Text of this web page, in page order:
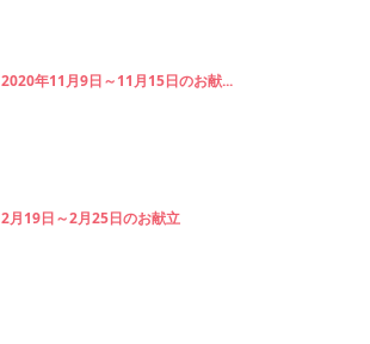
2020年11月9日～11月15日のお献...
2月19日～2月25日のお献立